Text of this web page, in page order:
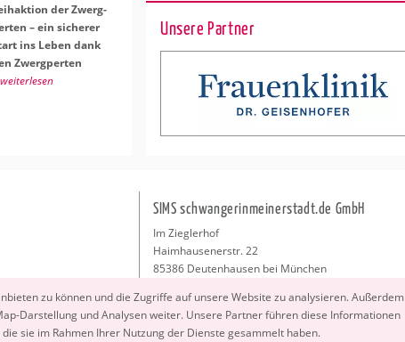
der Zwerg­
– ein si­che­rer
ins Leben dank
Zwerg­per­ten
wei­ter­le­sen
Unsere Partner
zu kön­nen und die Zu­grif­fe auf un­se­re Web­site zu ana­ly­sie­ren. Au­ßer­dem
Dar­stel­lung und Ana­ly­sen wei­ter. Un­se­re Part­ner füh­ren diese In­for­ma­tio­nen
sie im Rah­men Ihrer Nut­zung der Diens­te ge­sam­melt haben.
SIMS schwangerinmeinerstadt.de GmbH
Im Zieglerhof
Haimhausenerstr. 22
85386 Deutenhausen bei München